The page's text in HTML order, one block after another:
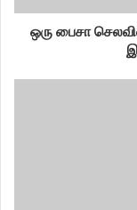
ஒரு பைசா